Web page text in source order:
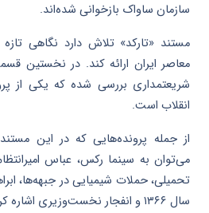
سازمان ساواک بازخوانی شده‌اند.
مستند «تارکد» تلاش دارد نگاهی
معاصر ایران ارائه کند. در نخستین
شریعتمداری بررسی شده که یکی از
انقلاب است.
از جمله پرونده‌هایی که در این مستند
می‌توان به سینما رکس، عباس
تحمیلی، حملات شیمیایی در جبهه‌ها،
سال ۱۳۶۶ و انفجار نخست‌وزیری اشاره کرد.